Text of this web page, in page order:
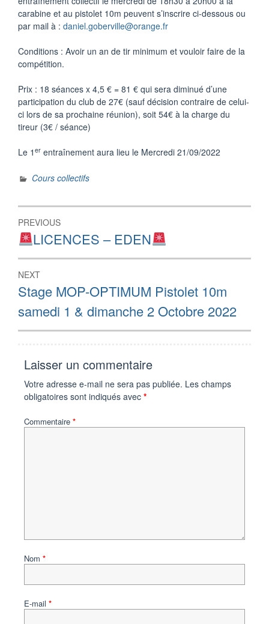
carabine et au pistolet 10m peuvent s’inscrire ci-dessous ou
par mail à : daniel.goberville@orange.fr
Conditions : Avoir un an de tir minimum et vouloir faire de la
compétition.
Prix : 18 séances x 4,5 € = 81 € qui sera diminué d’une
participation du club de 27€ (sauf décision contraire de celui-
ci lors de sa prochaine réunion), soit 54€ à la charge du
tireur (3€ / séance)
Le 1 er entraînement aura lieu le Mercredi 21/09/2022
Cours collectifs
Navigation
de
l’article
PREVIOUS
Previous
post:LICENCES – EDEN
NEXT
Next
post:
Stage MOP-OPTIMUM Pistolet 10m
samedi 1 & dimanche 2 Octobre 2022
Laisser un commentaire
Votre adresse e-mail ne sera pas publiée. Les champs
obligatoires sont indiqués avec *
Commentaire *
Nom *
E-mail *